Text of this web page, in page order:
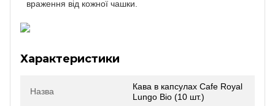
враження від кожної чашки.
Характеристики
Назва
Кава в капсулах Cafe Royal
Lungo Bio (10 шт.)